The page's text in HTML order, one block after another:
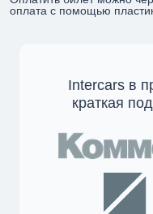
оплата с помощью
Intercars в
краткая